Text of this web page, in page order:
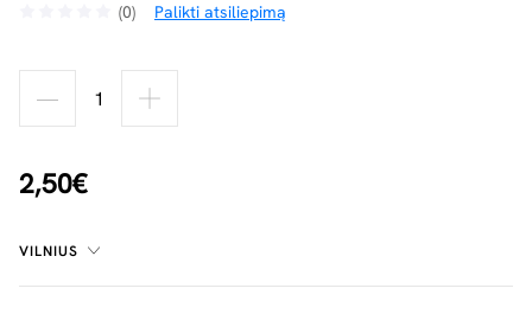
(0) Palikti atsiliepimą
2,50€
VILNIUS